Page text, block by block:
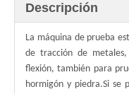
Descripción
La máquina de prueba
de tracción de
flexión, también para
hormigón y piedra.Si se